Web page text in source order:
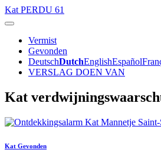
Kat PERDU 61
Vermist
Gevonden
DeutschDutchEnglishEspañol
VERSLAG DOEN VAN
Kat
Kat Gevonden